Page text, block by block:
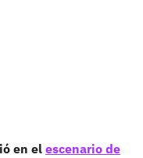
en elescenario de